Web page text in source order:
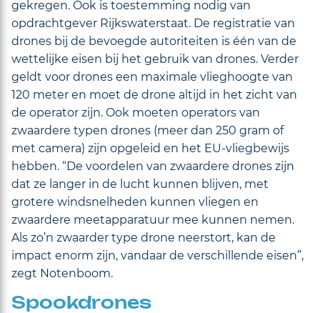
gekregen. Ook is toestemming nodig van
opdrachtgever Rijkswaterstaat. De registratie van
drones bij de bevoegde autoriteiten is één van de
wettelijke eisen bij het gebruik van drones. Verder
geldt voor drones een maximale vlieghoogte van
120 meter en moet de drone altijd in het zicht van
de operator zijn. Ook moeten operators van
zwaardere typen drones (meer dan 250 gram of
met camera) zijn opgeleid en het EU-vliegbewijs
hebben. “De voordelen van zwaardere drones zijn
dat ze langer in de lucht kunnen blijven, met
grotere windsnelheden kunnen vliegen en
zwaardere meetapparatuur mee kunnen nemen.
Als zo’n zwaarder type drone neerstort, kan de
impact enorm zijn, vandaar de verschillende eisen”,
zegt Notenboom.
Spookdrones